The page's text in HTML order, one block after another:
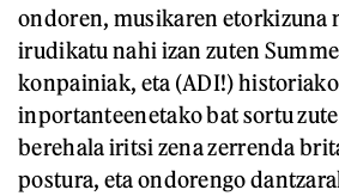
ondoren, musikaren etorkizuna
irudikatu nahi izan zuten
konpainiak, eta (ADI!)
inportanteenetako bat sortu
berehala iritsi zena zerrenda
postura, eta ondorengo